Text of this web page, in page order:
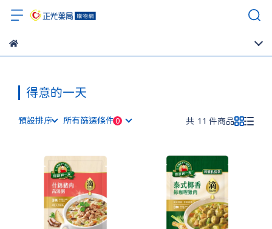
得意的一天
預設排序 所有篩選條件 共 11 件商品